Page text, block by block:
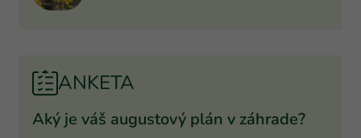
ANKETA
Aký je váš augustový plán v záhrade?